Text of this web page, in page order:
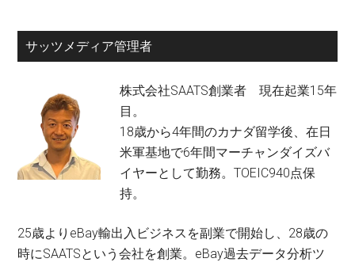
サッツメディア管理者
株式会社SAATS創業者 現在起業15年
目。
18歳から4年間のカナダ留学後、在日
米軍基地で6年間マーチャンダイズバ
イヤーとして勤務。TOEIC940点保
持。
25歳よりeBay輸出入ビジネスを副業で開始し、28歳の
時にSAATSという会社を創業。eBay過去データ分析ツ